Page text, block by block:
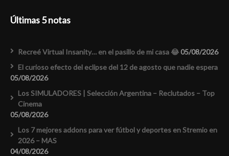
Últimas 5 notas
Recreé Virtual Insanity… en el pasillo de mi casa 😂05/08/2026
El curioso efecto del eclipse del 12 de agosto que nadie espera
05/08/2026
Los SIMULADORES | Selección Argentina – Reclutados – Top
Cinema
05/08/2026
Los 7 mejores addons para ver fútbol y deportes en Stremio en
2026 – MAS
04/08/2026